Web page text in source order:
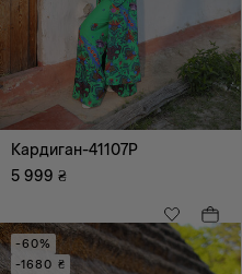
Всі
Відпочинок (дозвілля)
Кардиган-41107P
5 999 ₴
-60%
-1680 ₴